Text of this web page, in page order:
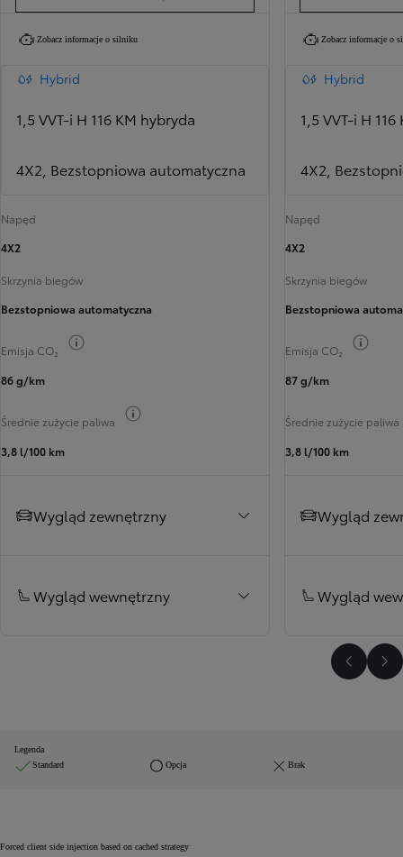
Zobacz informacje o silniku
Hybrid
1,5 VVT-i H 116 KM hybryda
4X2, Bezstopniowa automatyczna
Napęd
4X2
Skrzynia biegów
Bezstopniowa automatyczna
Emisja CO₂
86 g/km
Średnie zużycie paliwa
Przełącz informacje o paliwie
3,8 l/100 km
Wygląd zewnętrzny
Wygląd wewnętrzny
Zobacz informacje o
Hybrid
1,5 VVT-i H
4X2,
Napęd
4X2
Skrzynia biegów
Bezstopniowa
Emisja CO₂
87 g/km
Średnie zużycie paliwa
3,8 l/100 km
Wygląd
Wygląd
Legenda
Standard
Opcja Brak
Forced client side injection based on cached strategy